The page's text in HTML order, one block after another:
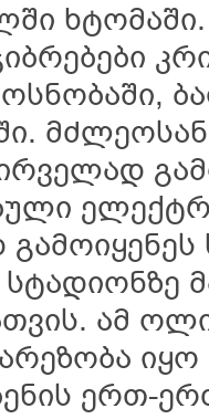
ამ
იყო
ერთ-